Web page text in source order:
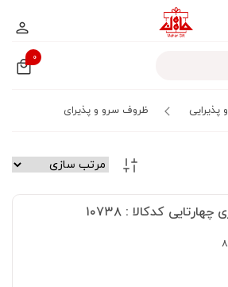
۰
پذیرایی ظروف سرو و پذیرای
کدکالا : ۱۰۷۳۸